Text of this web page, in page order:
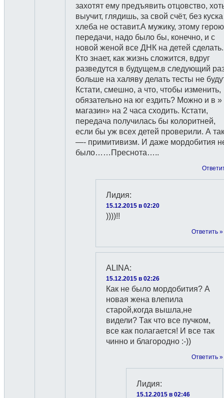
захотят ему предъявить отцовство,
выучит, глядишь, за свой счёт, без куска
хлеба не оставит.А мужику, этому герою
передачи, надо было бы, конечно, и с
новой женой все ДНК на детей сделать.
Кто знает, как жизнь сложится, вдруг
разведутся в будущем,в следующий
больше на халяву делать тесты не
Кстати, смешно, а что, чтобы изменить,
обязательно на юг ездить? Можно и в »
магазин» на 2 часа сходить. Кстати,
передача получилась бы колоритней,
если бы уж всех детей проверили. А так
—- примитивизм. И даже мордобития
было……Преснота…..
Лидия:
15.12.2015 в 02:20
))))!!
Ответить »
ALINA:
15.12.2015 в 02:26
Как не было мордобития? А
новая жена влепила
старой,когда вышла,не
видели? Так что все пучком,
все как полагается! И все так
чинно и благородно :-))
Ответить »
Лидия:
15.12.2015 в 02:46